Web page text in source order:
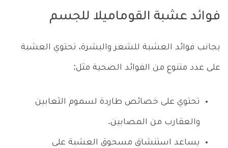
فوائد عشبة القوماميلا للجسم
بجانب فوائد العشبة للشعر والبشرة، تحتوي العشبة
على عدد متنوع من الفوائد الصحية مثل:
تحتوي على خصائص طاردة لسموم الثعابين
والعقارب من المصابين.
يساعد استنشاق مسحوق العشبة على